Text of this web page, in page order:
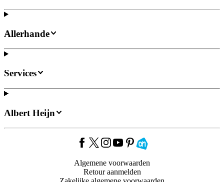
Allerhande
Services
Albert Heijn
Algemene voorwaarden
Retour aanmelden